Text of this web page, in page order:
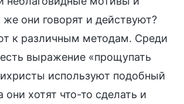
они говорят и действуют?
к различным методам. Среди
выражение «прощупать
используют подобный
они хотят что-то сделать и